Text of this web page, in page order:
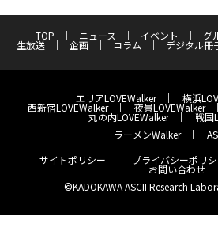
TOP ニュース イベント グ
生放送 企画 コラム デジタル冊
エリアLOVEWalker 横浜
西新宿LOVEWalker 夜景LOVEWalker
丸の内LOVEWalker
戦国
ラーメンWalker
サイトポリシー
プライバシーポリ
お問い合わせ
©KADOKAWA ASCII Research